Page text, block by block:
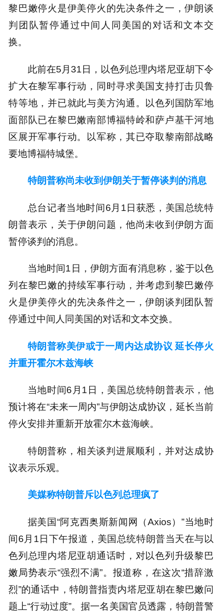
黎巴嫩停火是伊美停火的先决条件之一，伊朗谈
判团队暂停通过中间人同美国的对话和文本交
换。
此前在5月31日，以色列总理内塔尼亚胡下令
扩大在黎军事行动，同时寻求美国支持打击贝鲁
特等地，并已就此与美方沟通。以色列国防军地
面部队已在黎巴嫩南部博福特岭和萨卢基干河地
区展开军事行动。以军称，其已夺取黎南部战略
要地博福特城堡。
特朗普称尚未收到伊朗关于暂停谈判的消息
总台记者当地时间6月1日获悉，美国总统特
朗普表示，关于伊朗问题，他尚未收到伊朗方面
暂停谈判的消息。
当地时间1日，伊朗方面有消息称，鉴于以色
列在黎巴嫩的持续军事行动，并考虑到黎巴嫩停
火是伊美停火的先决条件之一，伊朗谈判团队暂
停通过中间人同美国的对话和文本交换。
特朗普称美伊或于一周内达成协议 延长停火
并重开霍尔木兹海峡
当地时间6月1日，美国总统特朗普表示，他
预计将在“未来一周内”与伊朗达成协议，延长当前
停火安排并重新开放霍尔木兹海峡。
特朗普称，相关谈判进展顺利，并对达成协
议表示乐观。
美媒称特朗普斥以色列总理疯了
据美国“阿克西奥斯新闻网（Axios）”当地时
间6月1日下午报道，美国总统特朗普当天在与以
色列总理内塔尼亚胡通话时，对以色列升级黎巴
嫩局势表示“强烈不满”。报道称，在这次“措辞激
烈”的通话中，特朗普指责内塔尼亚胡在黎巴嫩问
题上“行动过度”。据一名美国官员透露，特朗普警